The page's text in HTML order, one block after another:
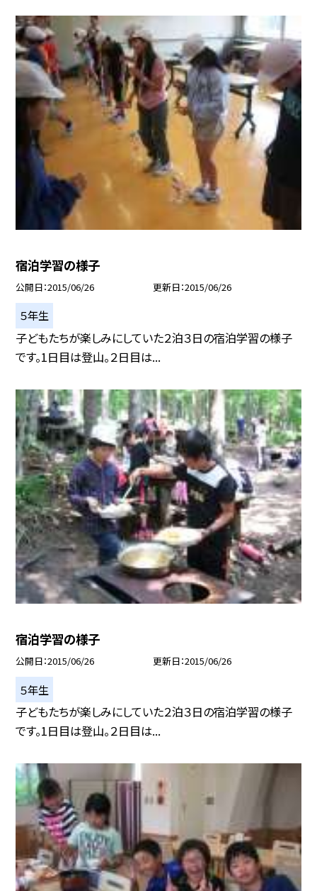
宿泊学習の様子
公開日 2015/06/26 更新日 2015/06/26
５年生
子どもたちが楽しみにしていた２泊３日の宿泊学習の様子
です。1日目は登山。２日目は...
宿泊学習の様子
公開日 2015/06/26 更新日 2015/06/26
５年生
子どもたちが楽しみにしていた２泊３日の宿泊学習の様子
です。1日目は登山。２日目は...